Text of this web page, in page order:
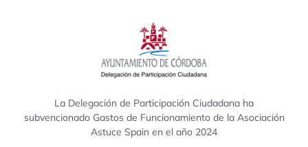
La Delegación de Participación Ciudadana ha
subvencionado Gastos de Funcionamiento de la Asociación
Astuce Spain en el año 2024